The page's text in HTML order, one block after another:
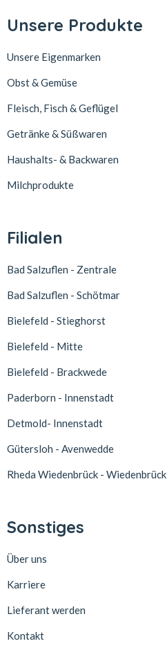
Unsere Produkte
Unsere Eigenmarken
Obst & Gemüse
Fleisch, Fisch & Geflügel
Getränke & Süßwaren
Haushalts- & Backwaren
Milchprodukte
Filialen
Bad Salzuflen - Zentrale
Bad Salzuflen - Schötmar
Bielefeld - Stieghorst
Bielefeld - Mitte
Bielefeld - Brackwede
Paderborn - Innenstadt
Detmold- Innenstadt
Gütersloh - Avenwedde
Rheda Wiedenbrück - Wiedenbrück
Sonstiges
Über uns
Karriere
Lieferant werden
Kontakt